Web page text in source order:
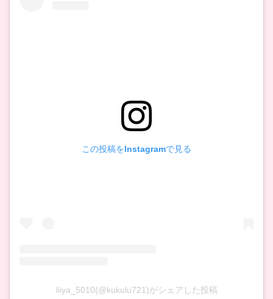
この投稿をInstagramで見る
liiya_5010(@kukulu721)がシェアした投稿